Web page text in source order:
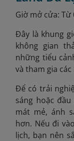
Giờ mở cửa: Từ
Đây là khung
không gian
những tiểu
và tham gia
Để có trải
sáng hoặc
mát mẻ, ánh
hơn. Nếu đi
lịch, bạn nên